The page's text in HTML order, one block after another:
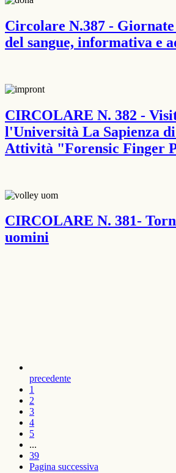
Circolare N.387 -
del sangue, informativa e
CIRCOLARE N. 382 -
l'Università La Sapienza
Attività "Forensic Finger
CIRCOLARE N. 381-
uomini
precedente
1
2
3
4
5
...
39
Pagina successiva